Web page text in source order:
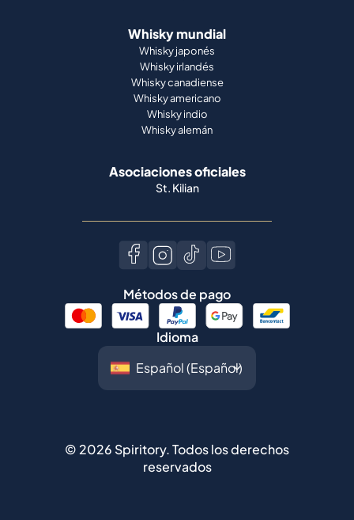
Whisky mundial
Whisky japonés
Whisky irlandés
Whisky canadiense
Whisky americano
Whisky indio
Whisky alemán
Asociaciones oficiales
St. Kilian
Métodos de pago
Idioma
© 2026 Spiritory.Todos los derechos
reservados